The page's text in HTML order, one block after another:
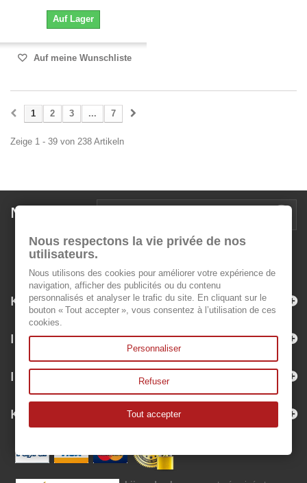
Auf Lager
Auf meine Wunschliste
1 2 3 ... 7
Zeige 1 - 39 von 238 Artikeln
Newsletter
Kategorien
Informationen
Ihr Kundenbereich
Kontakt
Nous respectons la vie privée de nos
utilisateurs.
Nous utilisons des cookies pour améliorer votre expérience de
navigation, afficher des publicités ou du contenu
personnalisés et analyser le trafic du site. En cliquant sur le
bouton « Tout accepter », vous consentez à l’utilisation de ces
cookies.
Personnaliser
Refuser
Tout accepter